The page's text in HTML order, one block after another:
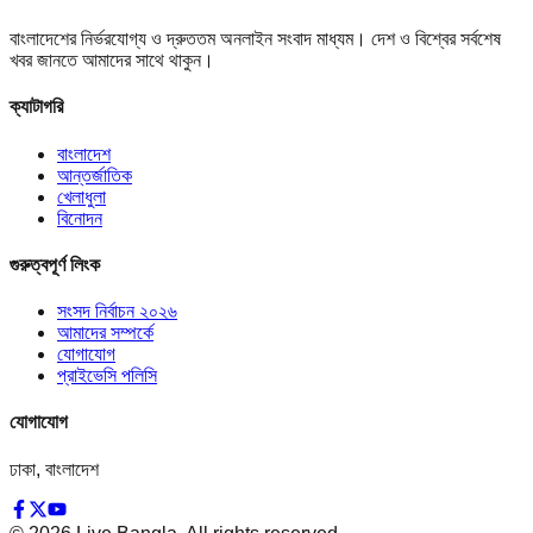
বাংলাদেশের নির্ভরযোগ্য ও দ্রুততম অনলাইন সংবাদ মাধ্যম। দেশ ও বিশ্বের সর্বশেষ
খবর জানতে আমাদের সাথে থাকুন।
ক্যাটাগরি
বাংলাদেশ
আন্তর্জাতিক
খেলাধুলা
বিনোদন
গুরুত্বপূর্ণ লিংক
সংসদ নির্বাচন ২০২৬
আমাদের সম্পর্কে
যোগাযোগ
প্রাইভেসি পলিসি
যোগাযোগ
ঢাকা, বাংলাদেশ